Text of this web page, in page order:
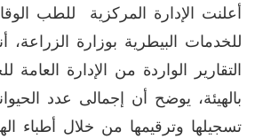
أعلنت الإدارة المركزية للطب
للخدمات البيطرية بوزارة الزراعة،
التقارير الواردة من الإدارة العامة
بالهيئة، يوضح أن إجمالى عدد
تسجيلها وترقيمها من خلال أطباء